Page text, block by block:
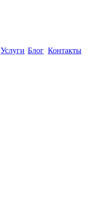
Услуги Блог Контакты